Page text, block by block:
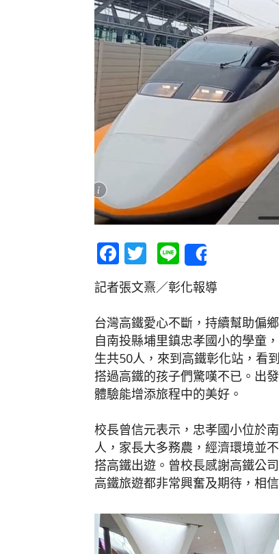
Facebook
Twitter
Line
記者張文熹／彰化報導
台灣高鐵愛心不斷，持續幫助偏
自南投縣埔里鎮忠孝國小的學童
生共50人，來到高鐵彰化站，看
搭過高鐵的孩子們驚嘆不已。出
體驗能增添旅程中的美好。
校長曾信元表示，忠孝國小位於
人，家長大多務農，經濟環境並
搭高鐵出遊。曾校長感謝高鐵公
高鐵旅遊都非常興奮及期待，相